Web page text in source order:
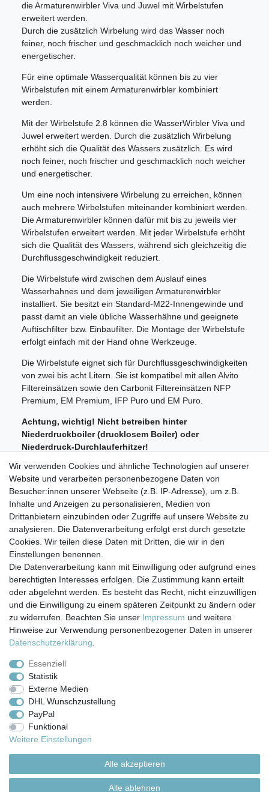
die Armaturenwirbler Viva und Juwel mit Wirbelstufen
erweitert werden.
Durch die zusätzlich Wirbelung wird das Wasser noch
feiner, noch frischer und geschmacklich noch weicher und
energetischer.
Für eine optimale Wasserqualität können bis zu vier
Wirbelstufen mit einem Armaturenwirbler kombiniert
werden.
Mit der Wirbelstufe 2.8 können die WasserWirbler Viva und
Juwel erweitert werden. Durch die zusätzlich Wirbelung
erhöht sich die Qualität des Wassers zusätzlich. Es wird
noch feiner, noch frischer und geschmacklich noch weicher
und energetischer.
Um eine noch intensivere Wirbelung zu erreichen, können
auch mehrere Wirbelstufen miteinander kombiniert werden.
Die Armaturenwirbler können dafür mit bis zu jeweils vier
Wirbelstufen erweitert werden. Mit jeder Wirbelstufe erhöht
sich die Qualität des Wassers, während sich gleichzeitig die
Durchflussgeschwindigkeit reduziert.
Die Wirbelstufe wird zwischen dem Auslauf eines
Wasserhahnes und dem jeweiligen Armaturenwirbler
installiert. Sie besitzt ein Standard-M22-Innengewinde und
passt damit an viele übliche Wasserhähne und geeignete
Auftischfilter bzw. Einbaufilter. Die Montage der Wirbelstufe
erfolgt einfach mit der Hand ohne Werkzeuge.
Die Wirbelstufe eignet sich für Durchflussgeschwindigkeiten
von zwei bis acht Litern. Sie ist kompatibel mit allen Alvito
Filtereinsätzen sowie den Carbonit Filtereinsätzen NFP
Premium, EM Premium, IFP Puro und EM Puro.
Achtung, wichtig! Nicht betreiben hinter
Niederdruckboiler (drucklosem Boiler) oder
Niederdruck-Durchlauferhitzer!
Installationen, die dem üblichen Leitungsdruck nicht
standhalten könnten!
Nicht alle Brause- bzw. Schlauch-Armaturen sind für
den Anschluss geeignet!
Impressum Daten­schutz­erklärung AGB
Barrierefreiheitserklärung Widerrufs­recht
Versand- & Zahlungsbedingungen
Wir verwenden Cookies und ähnliche Technologien auf unserer
Website und verarbeiten personenbezogene Daten von
Besucher:innen unserer Webseite (z.B. IP-Adresse), um z.B.
Inhalte und Anzeigen zu personalisieren, Medien von
Drittanbietern einzubinden oder Zugriffe auf unsere Website zu
analysieren. Die Datenverarbeitung erfolgt erst durch gesetzte
Cookies. Wir teilen diese Daten mit Dritten, die wir in den
Einstellungen benennen.
Die Datenverarbeitung kann mit Einwilligung oder aufgrund eines
berechtigten Interesses erfolgen. Die Zustimmung kann erteilt
oder abgelehnt werden. Es besteht das Recht, nicht einzuwilligen
und die Einwilligung zu einem späteren Zeitpunkt zu ändern oder
zu widerrufen. Beachten Sie unser Impressum und weitere
Hinweise zur Verwendung personenbezogener Daten in unserer
Daten­schutz­erklärung
Essenziell
Statistik
Externe Medien
DHL Wunschzustellung
PayPal
Funktional
Weitere Einstellungen
Alle akzeptieren
Alle ablehnen